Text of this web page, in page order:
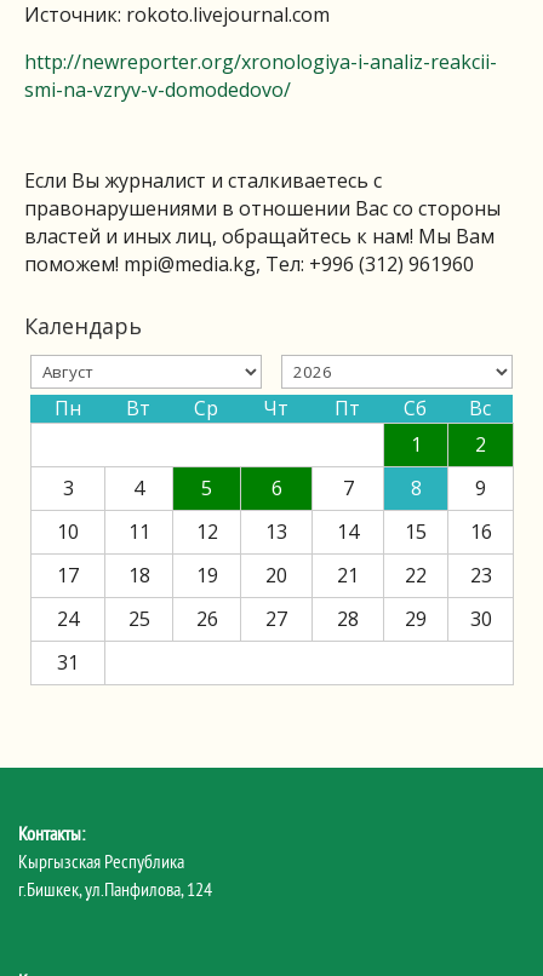
Источник: rokoto.livejournal.com
http://newreporter.org/xronologiya-i-analiz-reakcii-
smi-na-vzryv-v-domodedovo/
Если Вы журналист и сталкиваетесь с
правонарушениями в отношении Вас со стороны
властей и иных лиц, обращайтесь к нам! Мы Вам
поможем! mpi@media.kg, Тел: +996 (312) 961960
Календарь
Пн Вт Ср Чт Пт Сб
Вс
1
2
3
4 5 6 7 8
9
10
11 12 13 14 15
16
17
18 19 20 21 22
23
24
25 26 27 28 29
30
31
Контакты:
Кыргызская Республика
г.Бишкек, ул.Панфилова, 124